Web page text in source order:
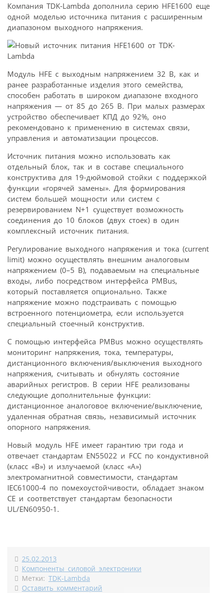
Компания TDK-Lambda дополнила серию HFE1600 еще
одной моделью источника питания c расширенным
диапазоном выходного напряжения.
Модуль HFE c выходным напряжением 32 В, как и
ранее разработанные изделия этого семейства,
способен работать в широком диапазоне входного
напряжения — от 85 до 265 В. При малых размерах
устройство обеспечивает КПД до 92%, оно
рекомендовано к применению в системах связи,
управления и автоматизации процессов.
Источник питания можно использовать как
отдельный блок, так и в составе специального
конструктива для 19-дюймовой стойки с поддержкой
функции «горячей замены». Для формирования
систем большей мощности или систем с
резервированием N+1 существует возможность
соединения до 10 блоков (двух стоек) в один
комплексный источник питания.
Регулирование выходного напряжения и тока (current
limit) можно осуществлять внешним аналоговым
напряжением (0–5 В), подаваемым на специальные
входы, либо посредством интерфейса PMBus,
который поставляется опционально. Также
напряжение можно подстраивать с помощью
встроенного потенциометра, если используется
специальный стоечный конструктив.
С помощью интерфейса PMBus можно осуществлять
мониторинг напряжения, тока, температуры,
дистанционного включения/выключения выходного
напряжения, считывать и обнулять состояние
аварийных регистров. В серии HFE реализованы
следующие дополнительные функции:
дистанционное аналоговое включение/выключение,
удаленная обратная связь, независимый источник
опорного напряжения.
Новый модуль HFE имеет гарантию три года и
отвечает стандартам EN55022 и FCC по кондуктивной
(класс «В») и излучаемой (класс «А»)
электромагнитной совместимости, стандартам
IEC61000-4 по помехоустойчивости, обладает знаком
СЕ и соответствует стандартам безопасности
UL/EN60950-1.
25.02.2013
Компоненты силовой электроники
Метки: TDK-Lambda
Оставить комментарий